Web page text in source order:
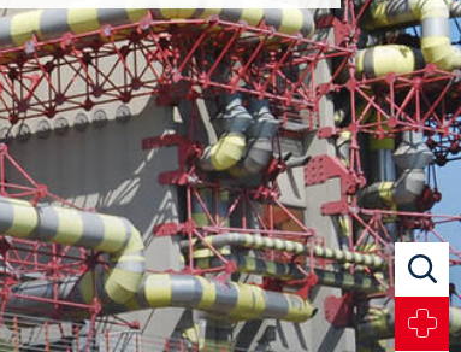
Notfall